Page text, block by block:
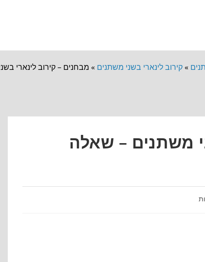
» קירוב לינארי בשני משתנים » מבחנים – קירוב לינארי
משתנים – שאלה